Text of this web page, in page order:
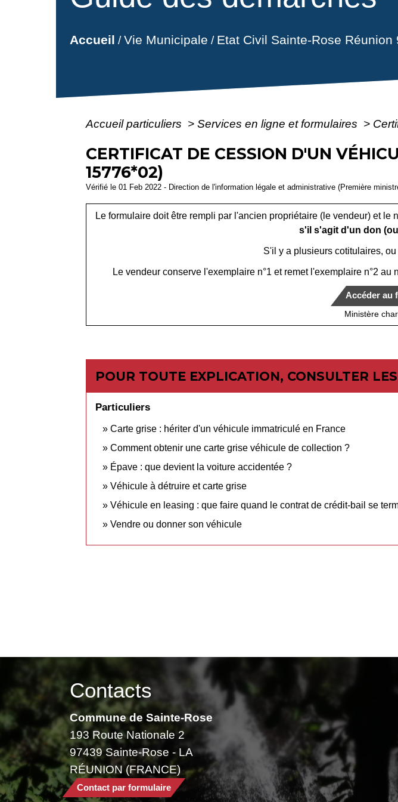
Accueil /Vie Municipale / Etat Civil Sainte-Rose Réunion
Accueil particuliers > Services en ligne et formulaires >
CERTIFICAT DE CESSION D'UN
15776*02)
Vérifié le 01 Feb 2022 - Direction de l'information légale et administrative (Première
Le formulaire doit être rempli par l'ancien propriétaire (le vendeur) et
s'il s'agit d'un don
S'il y a plusieurs cotitulaires,
Le vendeur conserve l'exemplaire n°1 et remet l'exemplaire n°2
Accéder au
Ministère
POUR TOUTE EXPLICATION, CONSULTER
Particuliers
Carte grise : hériter d'un véhicule immatriculé en France
Comment obtenir une carte grise véhicule de collection ?
Épave : que devient la voiture accidentée ?
Véhicule à détruire et carte grise
Véhicule en leasing : que faire quand le contrat de crédit-bail se
Vendre ou donner son véhicule
Contacts
Commune de Sainte-Rose
193 Route Nationale 2
97439 Sainte-Rose - LA
RÉUNION (FRANCE)
Contact par formulaire